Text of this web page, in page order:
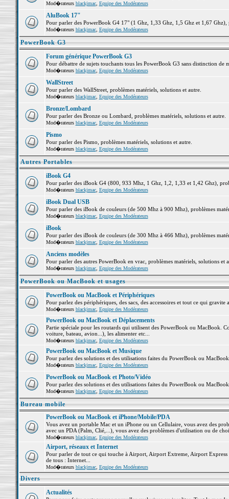
Mod�rateurs blackjmac, Equipe des Modérateurs
AluBook 17"
Pour parler des PowerBook G4 17" (1 Ghz, 1,33 Ghz, 1,5 Ghz et 1,67 Ghz),
Mod�rateurs blackjmac, Equipe des Modérateurs
PowerBook G3
Forum générique PowerBook G3
Pour débattre de sujets touchants tous les PowerBook G3 sans distinction de
Mod�rateurs blackjmac, Equipe des Modérateurs
WallStreet
Pour parler des WallStreet, problèmes matériels, solutions et autre.
Mod�rateurs blackjmac, Equipe des Modérateurs
Bronze/Lombard
Pour parler des Bronze ou Lombard, problèmes matériels, solutions et autre.
Mod�rateurs blackjmac, Equipe des Modérateurs
Pismo
Pour parler des Pismo, problèmes matériels, solutions et autre.
Mod�rateurs blackjmac, Equipe des Modérateurs
Autres Portables
iBook G4
Pour parler des iBook G4 (800, 933 Mhz, 1 Ghz, 1,2, 1,33 et 1,42 Ghz),
Mod�rateurs blackjmac, Equipe des Modérateurs
iBook Dual USB
Pour parler des iBook de couleurs (de 500 Mhz à 900 Mhz), problèmes
Mod�rateurs blackjmac, Equipe des Modérateurs
iBook
Pour parler des iBook de couleurs (de 300 Mhz à 466 Mhz), problèmes
Mod�rateurs blackjmac, Equipe des Modérateurs
Anciens modèles
Pour parler des autres PowerBook en vrac, problèmes matériels, solutions et
Mod�rateurs blackjmac, Equipe des Modérateurs
PowerBook ou MacBook et usages
PowerBook ou MacBook et Périphériques
Pour parlez des périphériques, des sacs, des accessoires et tout ce qui
Mod�rateurs blackjmac, Equipe des Modérateurs
PowerBook ou MacBook et Déplacements
Partie spéciale pour les routards qui utilisent des PowerBook ou MacBook.
voiture, bateau, avion...), les alimenter etc...
Mod�rateurs blackjmac, Equipe des Modérateurs
PowerBook ou MacBook et Musique
Pour parlez des solutions et des utilisations faites du PowerBook ou
Mod�rateurs blackjmac, Equipe des Modérateurs
PowerBook ou MacBook et Photo/Vidéo
Pour parlez des solutions et des utilisations faites du PowerBook ou
Mod�rateurs blackjmac, Equipe des Modérateurs
Bureau mobile
PowerBook ou MacBook et iPhone/Mobile/PDA
Vous avez un portable Mac et un iPhone ou un Cellulaire, vous avez des
avec un PDA (Palm, Clié,...), vous avez des problèmes d'utilisation ou de
Mod�rateurs blackjmac, Equipe des Modérateurs
Airport, réseaux et Internet
Pour parler de tout ce qui touche à Airport, Airport Extreme, Airport
de tous : Internet...
Mod�rateurs blackjmac, Equipe des Modérateurs
Divers
Actualités